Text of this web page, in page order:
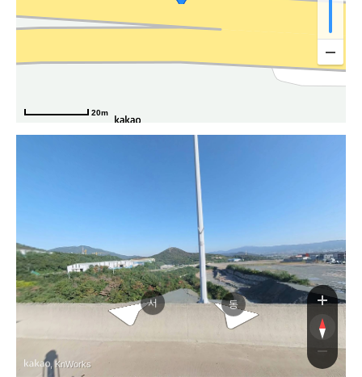
20m
현
현
서 동
, KnWorks